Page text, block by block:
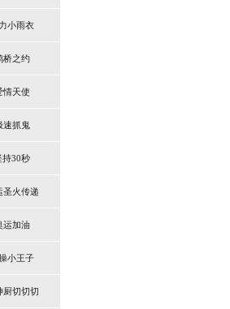
小雨衣
桥之约
情天使
速抓鬼
持30秒
圣火传递
运加油
小王子
厨切切切